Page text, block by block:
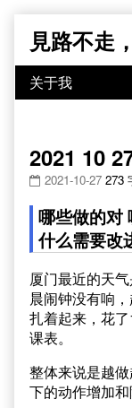
content
見路不走
2021 10
2021-10-27 273
哪些做的对
什么需要改
厦门最近的天
晨闹钟没有响
扎着起来，花
课表。
整体来说是越
下的动作增加和